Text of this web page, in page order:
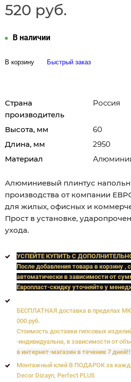
520 руб.
В наличии
В корзину Быстрый заказ
Страна
производитель
Россия
Высота, мм
60
Длина, мм
2950
Материал
Алюминиевый плинтус
производства от компании
для жилых, офисных и
Прост в установке,
ухода.
УСПЕЙТЕ КУПИТЬ C
После добавления товара в корзину ,
автоматически в зависимости от
Европласт-скидку уточняйте у
БЕСПЛАТНАЯ доставка в пределах
000 руб.
Стоимость доставки гипсовых
-индивидуальна, в зависимости от
в интернет-магазин в течение 7
Монтажный клей В ПОДАРОК за
Decor Dizayn, Perfect PLUS